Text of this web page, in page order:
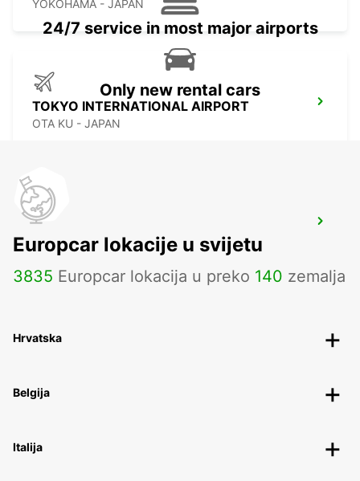
YOKOHAMA - JAPAN
TOKYO INTERNATIONAL AIRPORT
OTA KU - JAPAN
GWANGJU
GWANGJU - KOREA(SOUTH)
24/7 service in most major airports
Only new rental cars
Europcar lokacije u svijetu
3835 Europcar lokacija u preko 140 zemalja
Hrvatska
Belgija
Italija